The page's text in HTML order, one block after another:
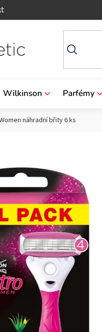
Wilkinson Parfémy
náhradní břity 6 ks